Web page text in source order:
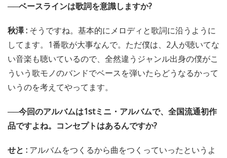
──ベースラインは歌詞を意識しますか?
秋澤 : そうですね。基本的にメロディと歌詞に沿うように
してます。1番歌が大事なんで。ただ僕は、2人が聴いてな
い音楽も聴いているので、全然違うジャンル出身の僕がこ
ういう歌モノのバンドでベースを弾いたらどうなるかって
いうのを考えてやってます。
──今回のアルバムは1stミニ・アルバムで、全国流通初作
品ですよね。コンセプトはあるんですか?
せと : アルバムをつくるから曲をつくっていったというよ